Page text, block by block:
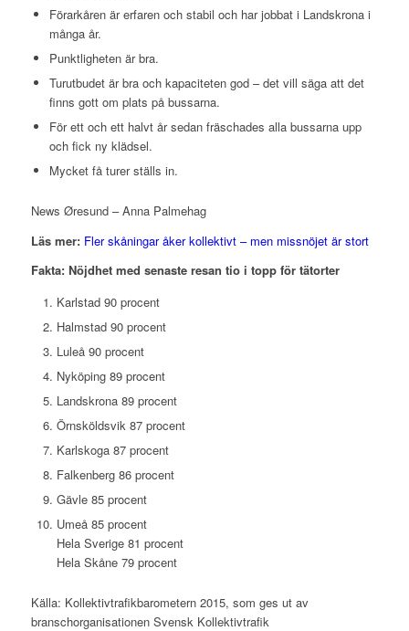
Förarkåren är erfaren och stabil och har jobbat i Landskrona i
många år.
Punktligheten är bra.
Turutbudet är bra och kapaciteten god – det vill säga att det
finns gott om plats på bussarna.
För ett och ett halvt år sedan fräschades alla bussarna upp
och fick ny klädsel.
Mycket få turer ställs in.
News Øresund – Anna Palmehag
Läs mer: Fler skåningar åker kollektivt – men missnöjet är stort
Fakta: Nöjdhet med senaste resan tio i topp för tätorter
Karlstad 90 procent
Halmstad 90 procent
Luleå 90 procent
Nyköping 89 procent
Landskrona 89 procent
Örnsköldsvik 87 procent
Karlskoga 87 procent
Falkenberg 86 procent
Gävle 85 procent
Umeå 85 procent
Hela Sverige 81 procent
Hela Skåne 79 procent
Källa: Kollektivtrafikbarometern 2015, som ges ut av
branschorganisationen Svensk Kollektivtrafik